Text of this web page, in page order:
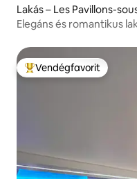
Lakás – Les Pavillons-
Elegáns és romantikus
Kiemelt vendégfavorit
Vendégfavorit